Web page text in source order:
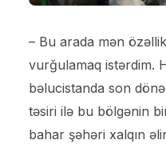
– Bu arada mən
vurğulamaq istərdim.
bəlucistanda son
təsiri ilə bu bölgənin
bahar şəhəri xalqın